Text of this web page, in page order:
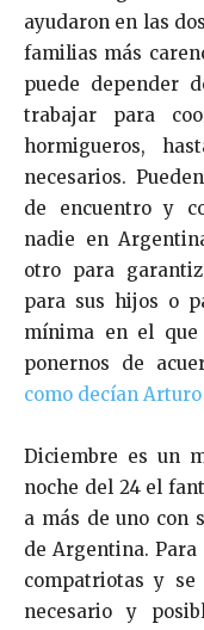
ayudaron en las
familias más
puede depender
trabajar para
hormigueros,
necesarios.
de encuentro y
nadie en
otro para
para sus hijos o
mínima en el que
ponernos de
como decían
Diciembre es un
noche del 24 el
a más de uno con
de Argentina.
compatriotas y se
necesario y